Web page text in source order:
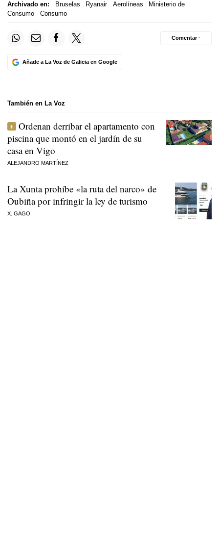
Archivado en: Bruselas Ryanair Aerolíneas
Ministerio de
Consumo
Consumo
Añade a La Voz de Galicia en Google
Comentar ·
También en La Voz
Ordenan derribar el apartamento con
piscina que montó en el jardín de su
casa en Vigo
ALEJANDRO MARTÍNEZ
La Xunta prohíbe «la ruta del narco» de
Oubiña por infringir la ley de turismo
X. GAGO